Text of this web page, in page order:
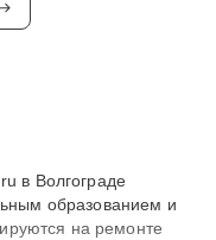
в Волгограде
образованием и
на ремонте